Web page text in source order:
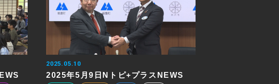
2025.05.10
2025年5月9日Nトピ+プラスNEWS